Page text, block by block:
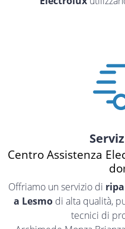
Centro Assistenza
Offriamo un servizio di
a Lesmo di alta qualità,
tecnici di